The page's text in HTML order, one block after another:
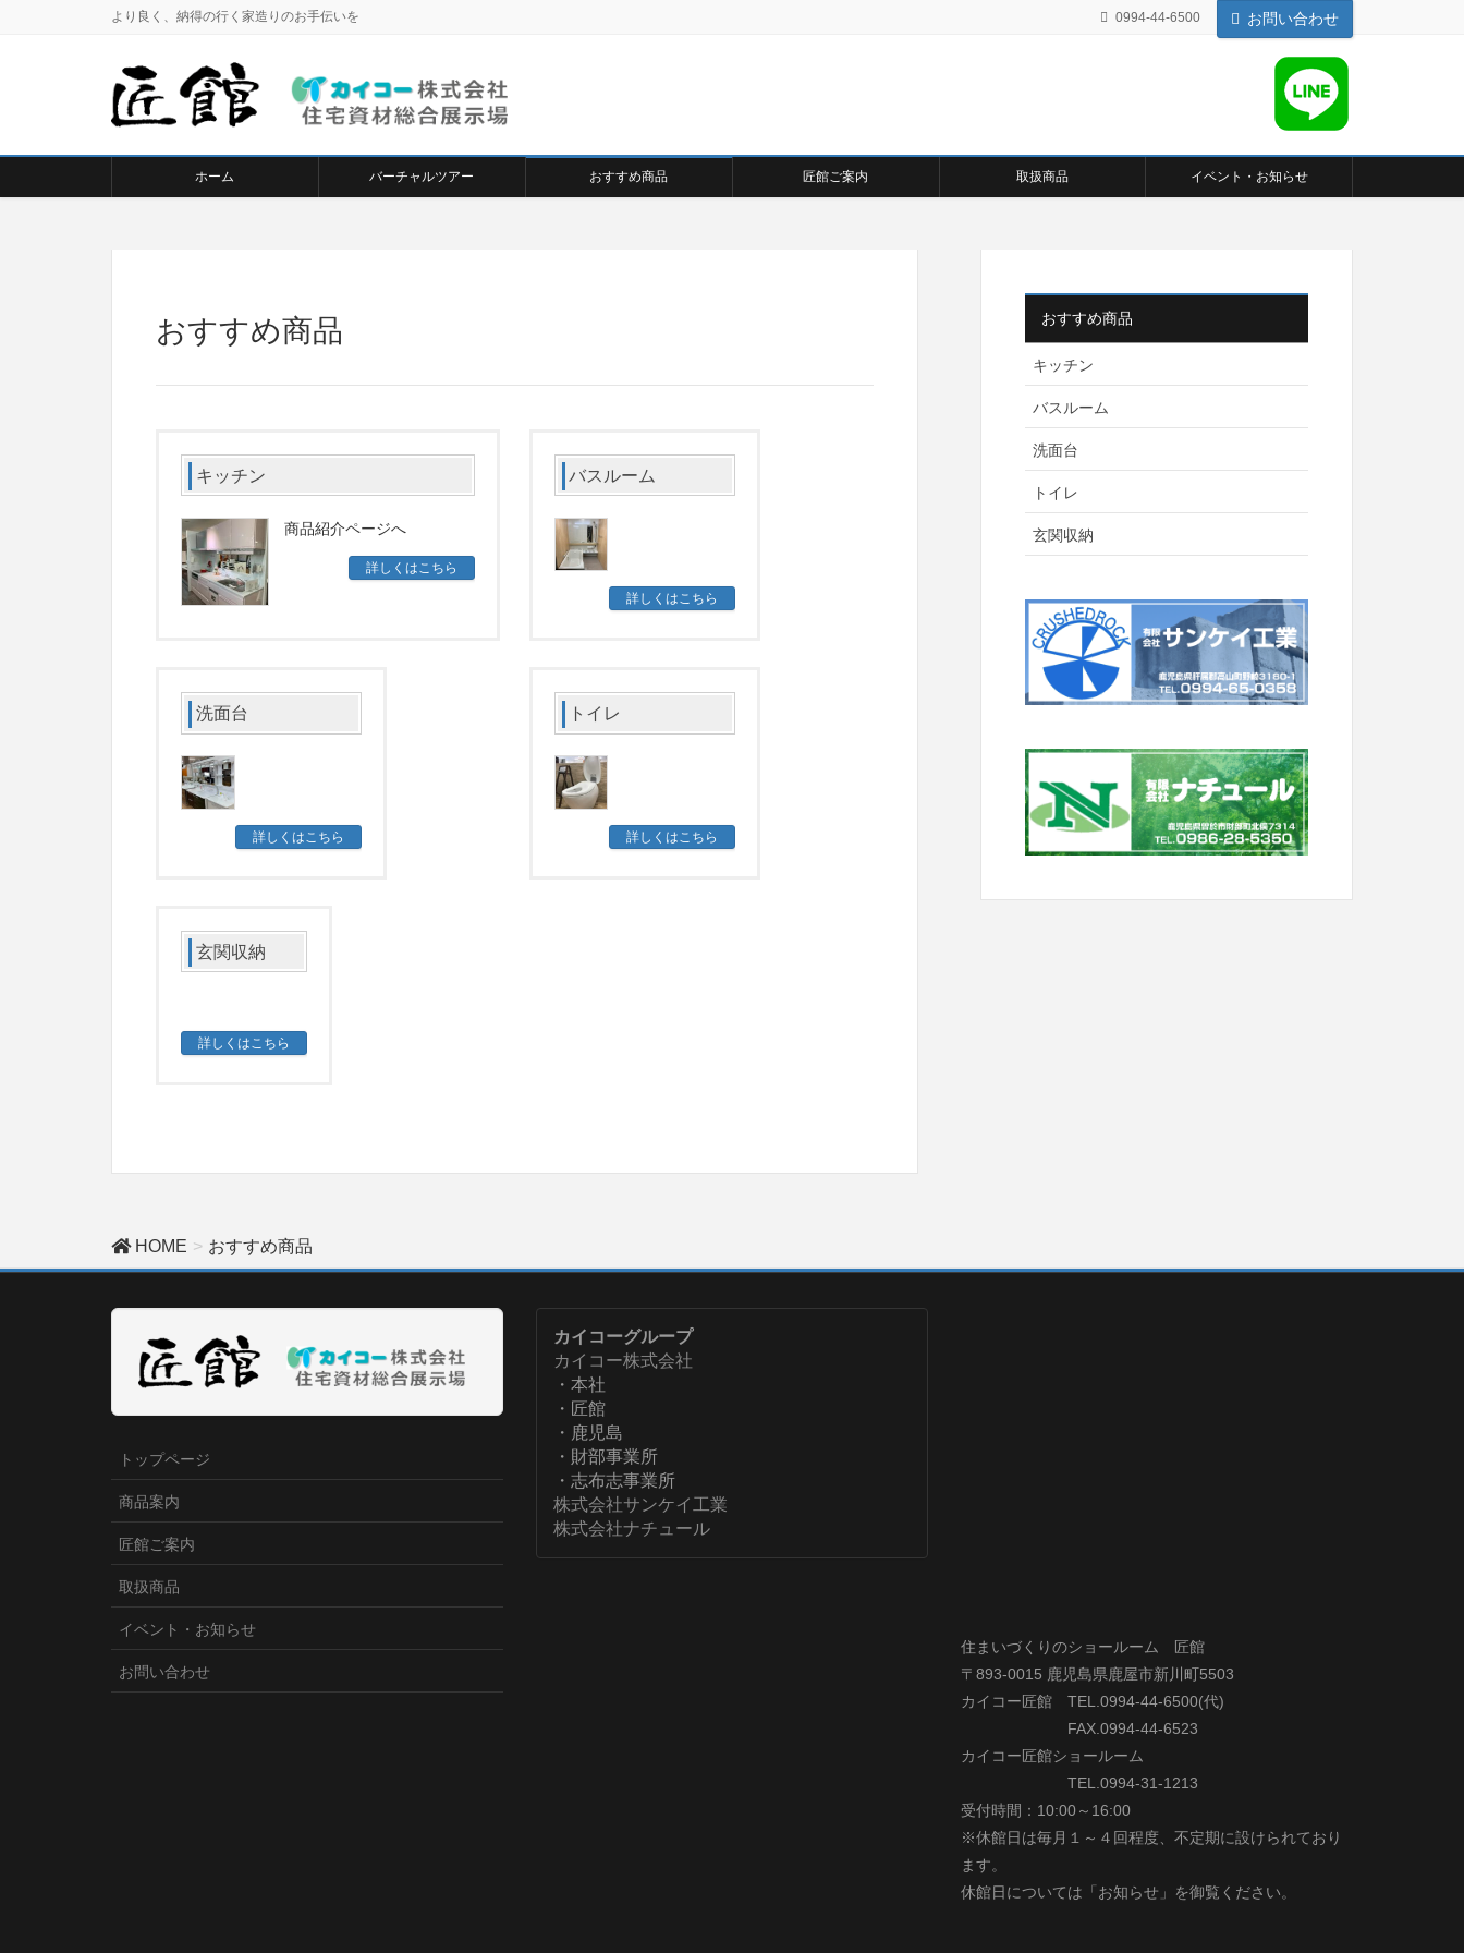
より良く、納得の行く家造りのお手伝いを 0994-44-6500 お問い合わせ
ホーム バーチャルツアー おすすめ商品 匠館ご案内 取扱商品 イベント・お知らせ
おすすめ商品
キッチン
商品紹介ページへ
詳しくはこちら
バスルーム
詳しくはこちら
洗面台
詳しくはこちら
トイレ
詳しくはこちら
玄関収納
詳しくはこちら
おすすめ商品
キッチン
バスルーム
洗面台
トイレ
玄関収納
HOME おすすめ商品
トップページ
商品案内
匠館ご案内
取扱商品
イベント・お知らせ
お問い合わせ
カイコーグループ
カイコー株式会社
・本社
・匠館
・鹿児島
・財部事業所
・志布志事業所
株式会社サンケイ工業
株式会社ナチュール
住まいづくりのショールーム 匠館
〒893-0015 鹿児島県鹿屋市新川町5503
カイコー匠館 TEL.0994-44-6500(代)
FAX.0994-44-6523
カイコー匠館ショールーム
TEL.0994-31-1213
受付時間：10:00～16:00
※休館日は毎月１～４回程度、不定期に設けられており
ます。
休館日については「お知らせ」を御覧ください。